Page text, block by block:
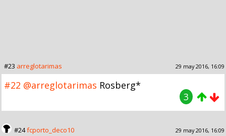
#23 arreglotarimas 29 may 2016, 16:09
#22 @arreglotarimas Rosberg*
3
#24fcporto_deco10 29 may 2016, 16:09